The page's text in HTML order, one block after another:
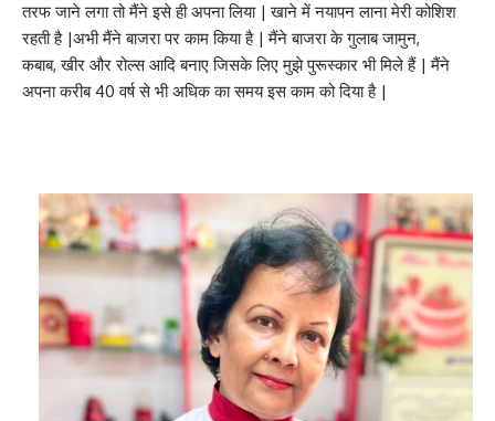
तरफ जाने लगा तो मैंने इसे ही अपना लिया | खाने में नयापन लाना मेरी कोशिश
रहती है |अभी मैंने बाजरा पर काम किया है | मैंने बाजरा के गुलाब जामुन,
कबाब, खीर और रोल्स आदि बनाए जिसके लिए मुझे पुरूस्कार भी मिले हैं | मैंने
अपना करीब 40 वर्ष से भी अधिक का समय इस काम को दिया है |